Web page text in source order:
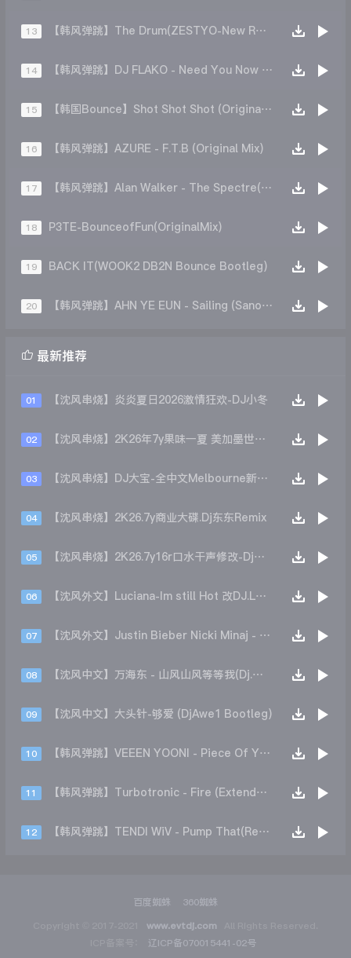
13 【韩风弹跳】The Drum(ZESTYO-New Remix)
14 【韩风弹跳】DJ FLAKO - Need You Now (Remix)
15 【韩国Bounce】Shot Shot Shot (Original Mix ) Ina -
16 【韩风弹跳】AZURE - F.T.B (Original Mix)
17 【韩风弹跳】Alan Walker - The Spectre(SOON Remix)
18 P3TE-BounceofFun(OriginalMix)
19 BACK IT(WOOK2 DB2N Bounce Bootleg)
20 【韩风弹跳】AHN YE EUN - Sailing (Sanolsen Remix)
 最新推荐
01 【沈风串烧】炎炎夏日2026激情狂欢-DJ小冬
02 【沈风串烧】2K26年7y果味一夏 美加墨世界杯主题跳舞派对专辑 - Dj.阿帅
03 【沈风串烧】DJ大宝-全中文Melbourne新弹跳一飞冲天重低音上劲风暴MUSIC慢摇大碟
04 【沈风串烧】2K26.7y商业大碟.Dj东东Remix
05 【沈风串烧】2K26.7y16r口水干声修改-Dj东东Remix
06 【沈风外文】Luciana-Im still Hot 改DJ.LoZe
07 【沈风外文】Justin Bieber Nicki Minaj - Beauty And A Beat (DjHope小春 Extended Mix)
08 【沈风中文】万海东 - 山风山风等等我(Dj.阿洋 Extended Mix)
09 【沈风中文】大头针-够爱 (DjAwe1 Bootleg)
10 【韩风弹跳】VEEEN YOONI - Piece Of Your Heart (Remix)
11 【韩风弹跳】Turbotronic - Fire (Extended Mix)
12 【韩风弹跳】TENDI WiV - Pump That(Remix)
百度蜘蛛 360蜘蛛
www.evtdj.com
辽ICP备070015441-02号